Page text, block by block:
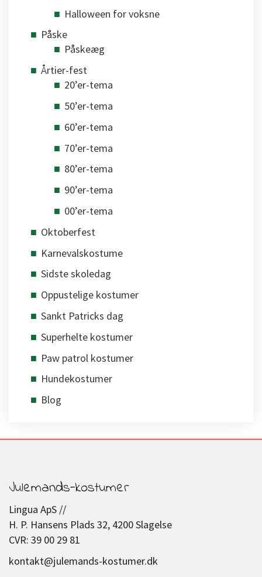
Halloween for voksne
Påske
Påskeæg
Årtier-fest
20’er-tema
50’er-tema
60’er-tema
70’er-tema
80’er-tema
90’er-tema
00’er-tema
Oktoberfest
Karnevalskostume
Sidste skoledag
Oppustelige kostumer
Sankt Patricks dag
Superhelte kostumer
Paw patrol kostumer
Hundekostumer
Blog
Julemands-kostumer
Lingua ApS //
H. P. Hansens Plads 32, 4200 Slagelse
CVR: 39 00 29 81
kontakt@julemands-kostumer.dk